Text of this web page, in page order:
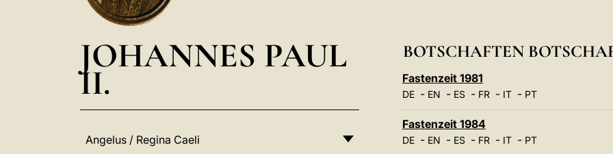
JOHANNES PAUL
II.
Angelus / Regina Caeli
BOTSCHAFTEN
Fastenzeit 1981
DE- EN - ES- FR- IT- PT
Fastenzeit 1984
DE- EN - ES- FR- IT- PT